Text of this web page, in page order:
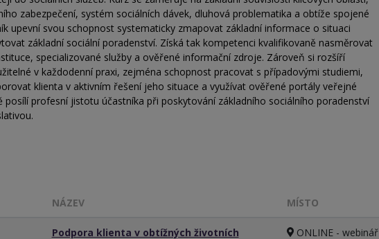
zabezpečení, systém sociálních dávek, dluhová problematika a obtíže spojené
upevní svou schopnost systematicky zmapovat základní informace o situaci
základní sociální poradenství. Získá tak kompetenci kvalifikovaně nasměrovat
specializované služby a ověřené informační zdroje. Zároveň si rozšíří
v každodenní praxi, zejména schopnost pracovat s případovými studiemi,
klienta v aktivním řešení jeho situace a využívat ověřené portály veřejné
posílí profesní jistotu účastníka při poskytování základního sociálního poradenství
NÁZEV MÍSTO
Podpora klienta v obtížných životních
ONLINE - webinář